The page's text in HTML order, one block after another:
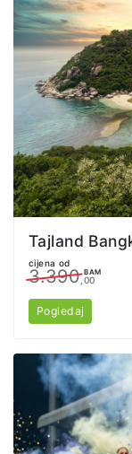
Tajland
cijena od
3.390 BAM
,00
Pogledaj